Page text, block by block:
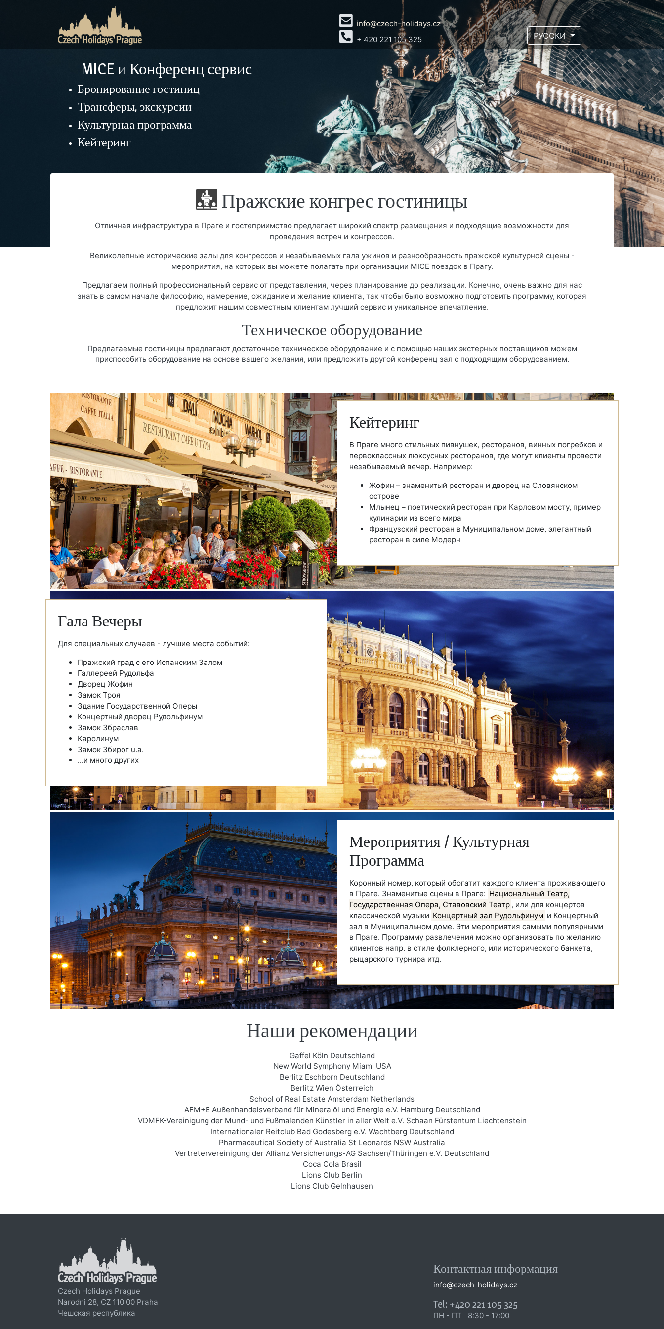
info@czech-holidays.cz
+ 420 221 105 325
РУССКИ
MICE и Конференц сервис
Бронирование гостиниц
Трансферы, экскурсии
Культурнаа программа
Кейтеринг
Пражские конгрес гостиницы
Отличная инфраструктура в Праге и гостеприимство предлегает широкий спектр размещения и подходящие возможности для
проведения встреч и конгрессов.
Великолепные исторические залы для конгрессов и незабываемых гала ужинов и разнообразность пражской культурной сцены -
мероприятия, на которых вы можете полагать при организации MICE поездок в Прагу.
Предлагаем полный профессиональный сервис от представления, через планирование до реализации. Конечно, очень важно для нас
знать в самом начале философию, намерение, ожидание и желание клиента, так чтобы было возможно подготовить программу, которая
предложит нашим совместным клиентам лучший сервис и уникальное впечатление.
Техническое оборудование
Предлагаемые гостиницы предлагают достаточное техническое оборудование и с помощью наших экстерных поставщиков можем
приспособить оборудование на основе вашего желания, или предложить другой конференц зал с подходящим оборудованием.
Кейтеринг
В Праге много стильных пивнушек, ресторанов, винных погребков и
первоклассных люксусных ресторанов, где могут клиенты провести
незабываемый вечер. Например:
Жофин – знаменитый ресторан и дворец на Словянском
острове
Млынец – поетический ресторан при Карловом мосту, пример
кулинарии из всего мира
Французский ресторан в Муниципальном доме, элегантный
ресторан в силе Модерн
Гала Вечеры
Для специальных случаев - лучшие места событий:
Пражский град с его Испанским Залом
Галлереей Рудольфа
Дворец Жофин
Замок Троя
Здание Государственной Оперы
Концертный дворец Рудольфинум
Замок Збраслав
Каролинум
Замок Збирог u.a.
...и много других
Мероприятия / Культурная
Программа
Коронный номер, который обогатит каждого клиента проживающего
в Праге. Знаменитые сцены в Праге: Национальный Театр,
Государственная Опера, Ставовский Театр , или для концертов
классической музыки Концертный зал Рудольфинум и Концертный
зал в Муниципальном доме. Эти мероприятия самыми популярными
в Праге. Программу развлечения можно организовать по желанию
клиентов напр. в стиле фолклерного, или исторического банкета,
рыцарского турнира итд.
Наши рекомендации
Gaffel Köln Deutschland
New World Symphony Miami USA
Berlitz Eschborn Deutschland
Berlitz Wien Österreich
School of Real Estate Amsterdam Netherlands
AFM+E Außenhandelsverband für Mineralöl und Energie e.V. Hamburg Deutschland
VDMFK-Vereinigung der Mund- und Fußmalenden Künstler in aller Welt e.V. Schaan Fürstentum Liechtenstein
Internationaler Reitclub Bad Godesberg e.V. Wachtberg Deutschland
Pharmaceutical Society of Australia St Leonards NSW Australia
Vertretervereinigung der Allianz Versicherungs-AG Sachsen/Thüringen e.V. Deutschland
Coca Cola Brasil
Lions Club Berlin
Lions Club Gelnhausen
Czech Holidays Prague
Narodni 28, CZ 110 00 Praha
Чешская республика
Контактная информация
info@czech-holidays.cz
Tel: +420 221 105 325
ПН - ПТ 8:30 - 17:00